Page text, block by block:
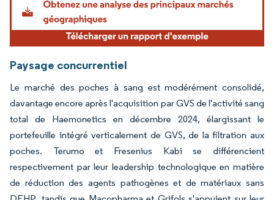
Paysage concurrentiel
Le marché des poches à sang est modérément consolidé,
davantage encore après l'acquisition par GVS de l'activité sang
total de Haemonetics en décembre 2024, élargissant le
portefeuille intégré verticalement de GVS, de la filtration aux
poches. Terumo et Fresenius Kabi se différencient
respectivement par leur leadership technologique en matière
de réduction des agents pathogènes et de matériaux sans